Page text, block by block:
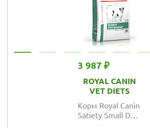
3 987 ₽
ROYAL CANIN
VET DIETS
Корм Royal Canin
Satiety Small Dog